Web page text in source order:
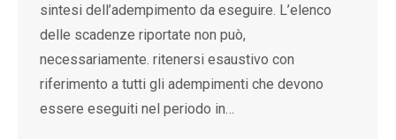
sintesi dell’adempimento da eseguire. L’elenco
delle scadenze riportate non può,
necessariamente. ritenersi esaustivo con
riferimento a tutti gli adempimenti che devono
essere eseguiti nel periodo in…